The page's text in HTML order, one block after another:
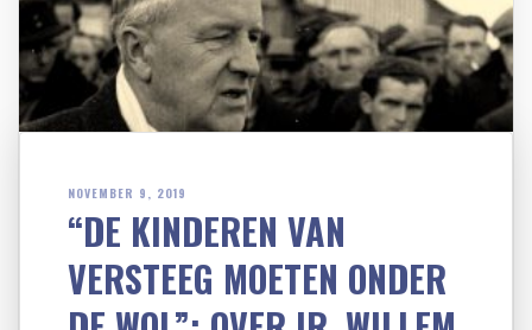
NOVEMBER 9, 2019
“DE KINDEREN VAN
VERSTEEG MOETEN ONDER